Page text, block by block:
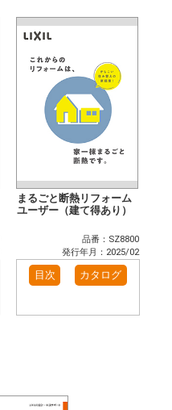
まるごと断熱リフォーム
ユーザー（建て得あり）
品番：SZ8800
発行年月：2025/02
目次 カタログ